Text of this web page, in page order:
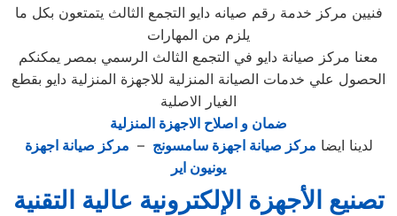
فنيين مركز خدمة رقم صيانه دايو التجمع الثالث يتمتعون بكل ما
يلزم من المهارات
معنا مركز صيانة دايو في التجمع الثالث الرسمي بمصر يمكنكم
الحصول علي خدمات الصيانة المنزلية للاجهزة المنزلية دايو بقطع
الغيار الاصلية
ضمان و اصلاح الاجهزة المنزلية
لدينا ايضا مركز صيانة اجهزة سامسونج – مركز صيانة اجهزة
يونيون اير
تصنيع الأجهزة الإلكترونية عالية التقنية